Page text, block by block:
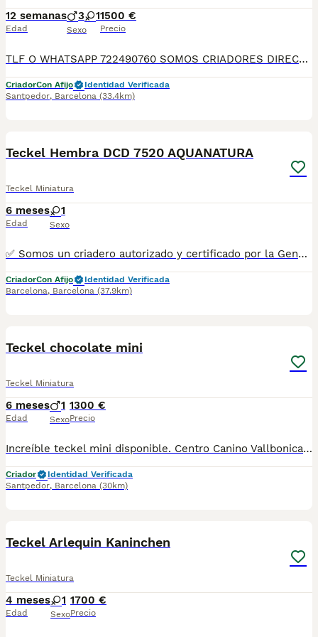
12 semanas
Edad
3 1
Sexo
1500 €
Precio
TLF O WHATSAPP 722490760 SOMOS CRIADORES DIRECTOS. DEDICACIÓN, SELECCIÓN, Y BIENESTAR NOS DEFINEN DURANTE MÁS DE 20 AÑOS. NUESTROS BEBÉS NACEN Y SE CRÍAN EN NUESTRO CENTRO GARANTIZANDO ASÍ SU CORRECTA SOCIABILIZACION DESARROLLO NEUROLOGICO, CARÁCTER PERSONALIDAD Y SALUD. SE ENTREGAN A PARTIR DE LOS DOS MESES CON SU PLAN CORRESPONDIENTE POR EDAD DE VACUNACIÓN, DESPARASITADOS INTERNA Y EXTERNAMENTE CON SU MICROCHIP IMPLANTADO Y DADO DE ALTA EN EL ANICOM, CONTRATO DE COMPRA CON GARANTÍAS VÍRICAS DE 15 DÍAS, Y CONGÉNITAS DONDE GARANTIZAMOS SU CORRECTO DESARROLLO. ENVIAMOS A TODA ESPAÑA MEDIANTE TRANSPORTE PRIVADO PARA QUE SEA CONFORTABLE Y SUPERVISADO HASTA EL INSTANTE DE LLEGAR A CASA. PRECIOS Y FOTOS REALES!!! SI BUSCAS UN COMPAÑERO SANO Y EQUILIBRADO ESTE ES EL LUGAR! TE ASESORAREMOS ANTES DURANTE Y DESPUÉS DE LA ENTREGA PARA QUE TODO SEA LO MAS AFABLE Y Y FACIL POSIBLE DURANTE LA ADAPTACION! NO DUDES EN CONSULTAR POR NUESTROS PEQUES AL 722 490 760
CriadorCon Afijo
Identidad Verificada
Santpedor, Barcelona (33.4km)
Teckel Hembra DCD 7520 AQUANATURA
Teckel Miniatura
6 meses
Edad
1
Sexo
✅ Somos un criadero autorizado y certificado por la Generalitat de Catalunya bajo el número de Núcleo Zoológico G25/00314. PARA MÁS INFORMACIÓN: ☎️ 933095977 📱 685878504 / 674320847 🐶 Programa una visita para conocerlos 💻 Más fotos y vídeos en nuestra web www.aquanatura.es 🚙 Hacemos envíos 📌 Calle Roger de Flor 45, muy cerca del Arc de Triomf de Barcelona, de Lunes a Sábados. Se entregan con sus vacunas, desparasitados interna y externamente, con microchip y su registro, cartilla sanitaria y contrato de garantías, documentación legal y factura. AQUANATURA
CriadorCon Afijo
Identidad Verificada
Barcelona, Barcelona (37.9km)
Teckel chocolate mini
Teckel Miniatura
6 meses
Edad
1
Sexo
1300 €
Precio
Increíble teckel mini disponible. Centro Canino Vallbonica es mucho más que un centro de cría , es una familia comprometida con el bienestar animal y la cria responsable, por ello todos nuestros bebés nacen y se crían en nuestras instalaciones , asegurando así un correcto desarrollo y una magnífica socialización, consiguiendo en cada ejemplar un carácter juguetón y extrovertido algo primordial para su adaptación como un miembro más en tu familia . Se entregan con el carnet de vacunas con el plan correspondiente a su edad , desparasitados y microchip implantado y activado en registro de Anicom. Facilitamos junto al cachorro contrato de compra con garantías víricas de 15 días y congénitas de 1 año . Contamos con un gran equipo de profesionales entre los que se encuentran educadores, auxiliares y Veterinarios ofreciendo los controles sanitarios necesarios así como continua vigilancia asegurando su bienestar . Hacemos envíos a toda España con empresa de transporte privado, proporcionando un viaje confortable y ofreciendo las atenciones necesarias a nuestros bebés . Si estás interesado en alguno de nuestros ejemplares solicita información sin compromiso al 722269698 . También atendemos vía WhatsApp . PRECIO REAL ( incluye el IVA) . Núcleo zoológico B 230063
Criador
Identidad Verificada
Santpedor, Barcelona (30km)
Teckel Arlequin Kaninchen
Teckel Miniatura
4 meses
Edad
1
Sexo
1700 €
Precio